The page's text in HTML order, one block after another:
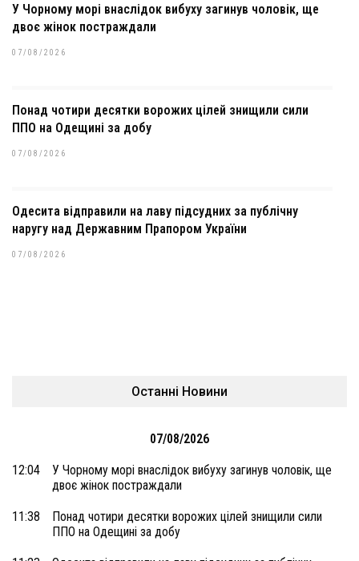
У Чорному морі внаслідок вибуху загинув чоловік, ще
двоє жінок постраждали
07/08/2026
Понад чотири десятки ворожих цілей знищили сили
ППО на Одещині за добу
07/08/2026
Одесита відправили на лаву підсудних за публічну
наругу над Державним Прапором України
07/08/2026
Останні Новини
07/08/2026
12:04
У Чорному морі внаслідок вибуху загинув чоловік, ще
двоє жінок постраждали
11:38
Понад чотири десятки ворожих цілей знищили сили
ППО на Одещині за добу